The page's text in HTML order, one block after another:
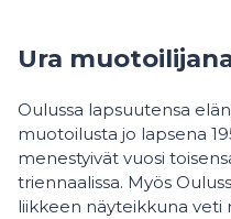
Ura
Oulussa lapsuutensa
muotoilusta jo lapsena
menestyivät vuosi
triennaalissa. Myös
liikkeen näyteikkuna veti